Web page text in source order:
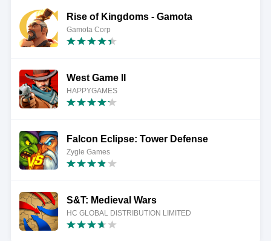
Rise of Kingdoms - Gamota
Gamota Corp
West Game II
HAPPYGAMES
Falcon Eclipse: Tower Defense
Zygle Games
S&T: Medieval Wars
HC GLOBAL DISTRIBUTION LIMITED